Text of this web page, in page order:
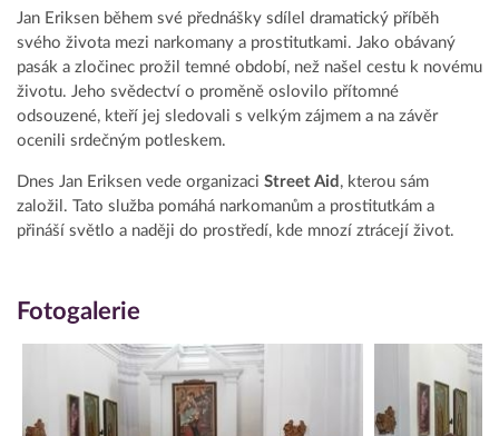
Jan Eriksen během své přednášky sdílel dramatický příběh
svého života mezi narkomany a prostitutkami. Jako obávaný
pasák a zločinec prožil temné období, než našel cestu k novému
životu. Jeho svědectví o proměně oslovilo přítomné
odsouzené, kteří jej sledovali s velkým zájmem a na závěr
ocenili srdečným potleskem.
Dnes Jan Eriksen vede organizaci Street Aid , kterou sám
založil. Tato služba pomáhá narkomanům a prostitutkám a
přináší světlo a naději do prostředí, kde mnozí ztrácejí život.
Fotogalerie